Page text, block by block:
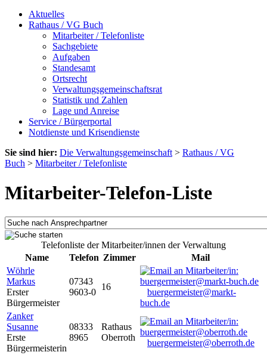
Aktuelles
Rathaus / VG Buch
Mitarbeiter / Telefonliste
Sachgebiete
Aufgaben
Standesamt
Ortsrecht
Verwaltungsgemeinschaftsrat
Statistik und Zahlen
Lage und Anreise
Service / Bürgerportal
Notdienste und Krisendienste
Sie sind hier: Die Verwaltungsgemeinschaft > Rathaus / VG
Buch > Mitarbeiter / Telefonliste
Mitarbeiter-Telefon-Liste
Telefonliste der Mitarbeiter/innen der Verwaltung
Name
Telefon Zimmer
Mail
Wöhrle
Markus
Erster
Bürgermeister
07343
9603-0
16
buergermeister@markt-
buch.de
Zanker
Susanne
Erste
Bürgermeisterin
08333
8965
Rathaus
Oberroth
buergermeister@oberroth.de